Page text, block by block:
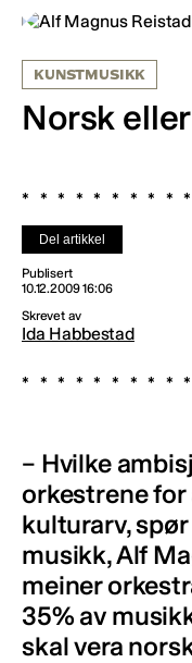
KUNSTMUSIKK
Norsk
Del artikkel
Publisert
10.12.2009 16:06
Skrevet av
Ida Habbestad
– Hvilke
orkestrene for
kulturarv,
musikk, Alf
meiner
35% av
skal vera